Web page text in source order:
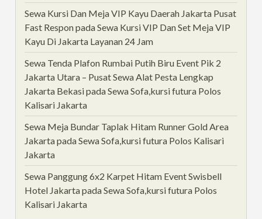
Sewa Kursi Dan Meja VIP Kayu Daerah Jakarta Pusat
Fast ResponpadaSewa Kursi VIP Dan Set Meja VIP
Kayu Di Jakarta Layanan 24 Jam
Sewa Tenda Plafon Rumbai Putih Biru Event Pik 2
Jakarta Utara – Pusat Sewa Alat Pesta Lengkap
Jakarta BekasipadaSewa Sofa,kursi futura Polos
Kalisari Jakarta
Sewa Meja Bundar Taplak Hitam Runner Gold Area
JakartapadaSewa Sofa,kursi futura Polos Kalisari
Jakarta
Sewa Panggung 6x2 Karpet Hitam Event Swisbell
Hotel JakartapadaSewa Sofa,kursi futura Polos
Kalisari Jakarta